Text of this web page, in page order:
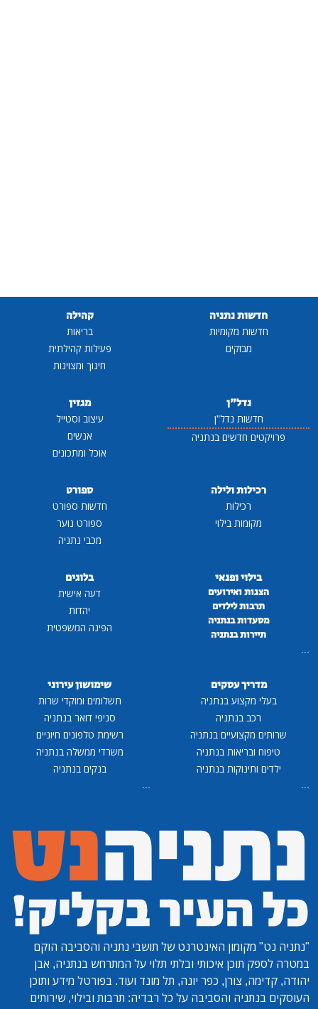
חדשות נתניה
חדשות מקומיות
מבזקים
קהילה
בריאות
פעילות קהילתית
חינוך ומצוינות
נדל"ן
חדשות נדל"ן
פרויקטים חדשים בנתניה
מגזין
עיצוב וסטייל
אנשים
אוכל ומתכונים
רכילות ולילה
רכילות
מקומות בילוי
ספורט
חדשות ספורט
ספורט נוער
מכבי נתניה
בילוי ופנאי
הצגות ואירועים
תרבות לילדים
מסעדות בנתניה
תיירות בנתניה
...
בלוגים
דעה אישית
יהדות
הפינה המשפטית
מדריך עסקים
בעלי מקצוע בנתניה
רכב בנתניה
שרותים מקצועיים בנתניה
טיפוח ובריאות בנתניה
ילדים ותינוקות בנתניה
...
שימושון עירוני
תשלומים ומוקדי שרות
סניפי דואר בנתניה
רשימת טלפונים חיוניים
משרדי ממשלה בנתניה
בנקים בנתניה
...
"נתניה נט" מקומון האינטרנט של תושבי נתניה והסביבה הוקם
במטרה לספק תוכן איכותי ובלתי תלוי על המתרחש בנתניה, אבן
יהודה, קדימה, צורן, כפר יונה, תל מונד ועוד. בפורטל מידע ותוכן
העוסקים בנתניה והסביבה על כל רבדיה: תרבות ובילוי, שירותים